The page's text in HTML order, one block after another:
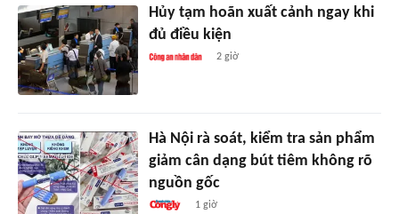
Hủy tạm hoãn xuất cảnh ngay khi
đủ điều kiện
2 giờ
Hà Nội rà soát, kiểm tra sản phẩm
giảm cân dạng bút tiêm không rõ
nguồn gốc
1 giờ